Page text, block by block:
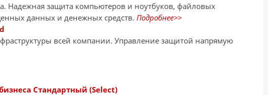
Надежная защита компьютеров и ноутбуков, файловых
данных и денежных средств. Подробнее>>
всей компании. Управление защитой напрямую
Стандартный (Select)